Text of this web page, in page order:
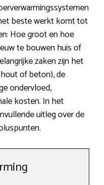
beste werkt komt tot
Hoe groot en hoe
te bouwen huis of
zaken zijn het
of beton), de
ondervloed,
kosten. In het
uitleg over de